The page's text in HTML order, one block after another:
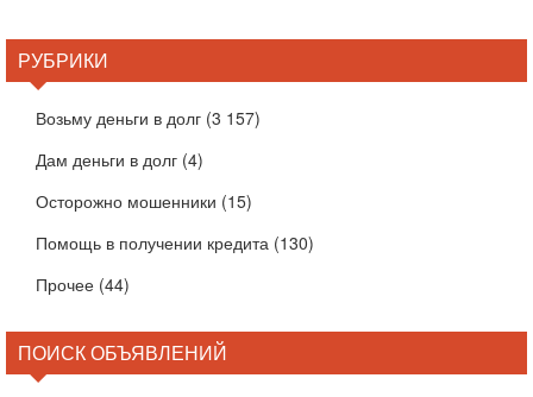
РУБРИКИ
Возьму деньги в долг (3 157)
Дам деньги в долг (4)
Осторожно мошенники (15)
Помощь в получении кредита (130)
Прочее (44)
ПОИСК ОБЪЯВЛЕНИЙ